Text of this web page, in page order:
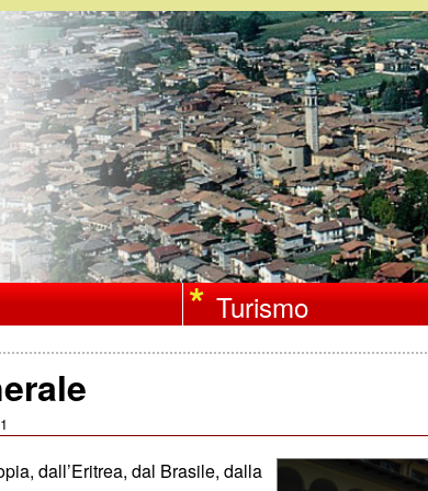
Salta
al
contenuto
principale
Turismo
dall’Eritrea, dal Brasile, dalla